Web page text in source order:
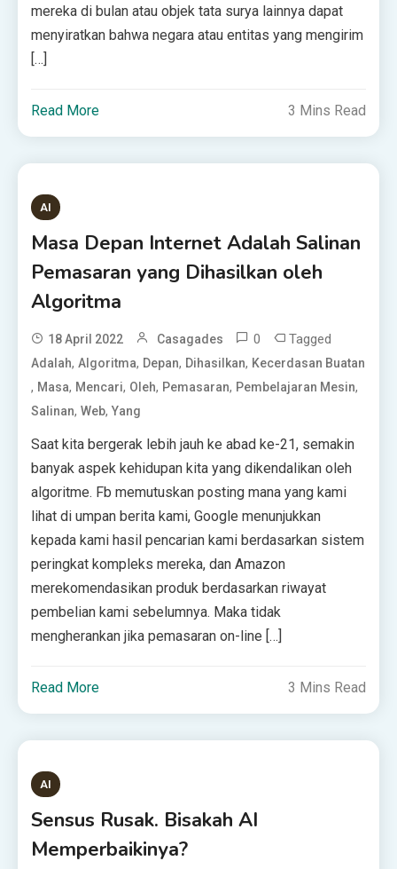
mereka di bulan atau objek tata surya lainnya dapat
menyiratkan bahwa negara atau entitas yang mengirim
[…]
Read More 3 Mins Read
AI
Masa Depan Internet Adalah Salinan
Pemasaran yang Dihasilkan oleh
Algoritma
18 April 2022 Casagades 0 Tagged
Adalah,Algoritma, Depan, Dihasilkan, Kecerdasan Buatan
, Masa, Mencari, Oleh, Pemasaran, Pembelajaran Mesin,
Salinan,Web,Yang
Saat kita bergerak lebih jauh ke abad ke-21, semakin
banyak aspek kehidupan kita yang dikendalikan oleh
algoritme. Fb memutuskan posting mana yang kami
lihat di umpan berita kami, Google menunjukkan
kepada kami hasil pencarian kami berdasarkan sistem
peringkat kompleks mereka, dan Amazon
merekomendasikan produk berdasarkan riwayat
pembelian kami sebelumnya. Maka tidak
mengherankan jika pemasaran on-line […]
Read More 3 Mins Read
AI
Sensus Rusak. Bisakah AI
Memperbaikinya?